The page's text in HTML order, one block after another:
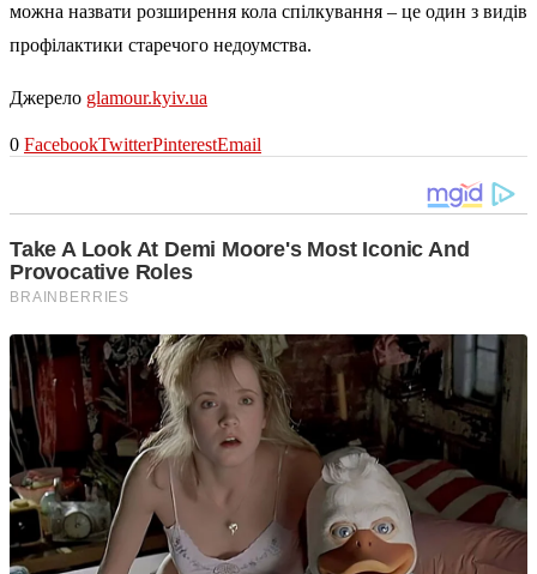
можна назвати розширення кола спілкування – це один з видів
профілактики старечого недоумства.
Джерело glamour.kyiv.ua
0 FacebookTwitterPinterestEmail